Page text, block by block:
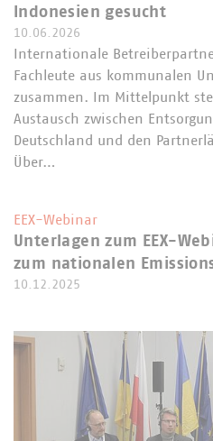
Indonesien gesucht
10.06.2026
Internationale
Fachleute aus kommunalen
zusammen. Im Mittelpunkt
Austausch zwischen
Deutschland und den
Über…
EEX-Webinar
Unterlagen zum EEX-
zum nationalen
10.12.2025